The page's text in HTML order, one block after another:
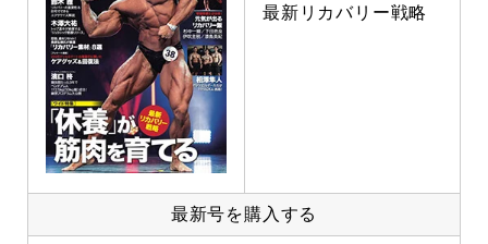
最新リカバリー戦略
最新号を購入する